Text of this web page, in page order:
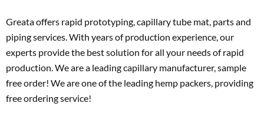
Greata offers rapid prototyping, capillary tube mat, parts and
piping services. With years of production experience, our
experts provide the best solution for all your needs of rapid
production. We are a leading capillary manufacturer, sample
free order! We are one of the leading hemp packers, providing
free ordering service!